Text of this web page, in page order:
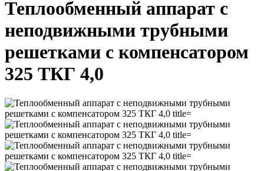
Теплообменный аппарат с
неподвижными трубными
решетками с компенсатором
325 ТКГ 4,0